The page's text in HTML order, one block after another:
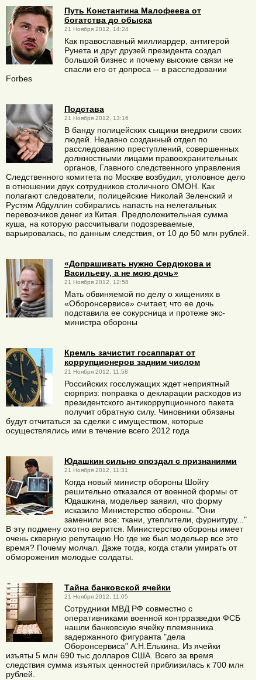
Путь Константина Малофеева от
богатства до обыска
21 Ноября 2012, 14:24
Как православный миллиардер, антигерой
Рунета и друг друзей президента создал
большой бизнес и почему высокие связи не
спасли его от допроса -- в расследовании
Forbes
Подстава
21 Ноября 2012, 13:16
В банду полицейских сыщики внедрили своих
людей. Недавно созданный отдел по
расследованию преступлений, совершенных
должностными лицами правоохранительных
органов, Главного следственного управления
Следственного комитета по Москве возбудил, уголовное дело
в отношении двух сотрудников столичного ОМОН. Как
полагают следователи, полицейские Николай Зеленский и
Рустям Абдуллин собирались напасть на нелегальных
перевозчиков денег из Китая. Предположительная сумма
куша, на которую рассчитывали подозреваемые,
варьировалась, по данным следствия, от 10 до 50 млн рублей.
«Допрашивать нужно Сердюкова и
Васильеву, а не мою дочь»
21 Ноября 2012, 12:58
Мать обвиняемой по делу о хищениях в
«Оборонсервисе» считает, что ее дочь
подставила ее сокурсница и протеже экс-
министра обороны
Кремль зачистит госаппарат от
коррупционеров задним числом
21 Ноября 2012, 11:58
Российских госслужащих ждет неприятный
сюрприз: поправка о декларации расходов из
президентского антикоррупционного пакета
получит обратную силу. Чиновники обязаны
будут отчитаться за сделки с имуществом, которые
осуществлялись ими в течение всего 2012 года
Юдашкин сильно опоздал с признаниями
21 Ноября 2012, 11:31
Когда новый министр обороны Шойгу
решительно отказался от военной формы от
Юдашкина, модельер заявил, что форму
исказило Министерство обороны. "Они
заменили все: ткани, утеплители, фурнитуру..."
В эту подмену охотно верится. Министерство обороны имеет
очень скверную репутацию.Но где же был модельер все это
время? Почему молчал. Даже тогда, когда стали умирать от
обморожения молодые солдаты.
Тайна банковской ячейки
21 Ноября 2012, 11:05
Сотрудники МВД РФ совместно с
оперативниками военной контрразведки ФСБ
нашли банковскую ячейку племянника
задержанного фигуранта "дела
Оборонсервиса" А.Н.Елькина. Из ячейки
изъяты 5 млн 690 тыс долларов США. Всего за время
следствия сумма изъятых ценностей приблизилась к 700 млн
рублей.